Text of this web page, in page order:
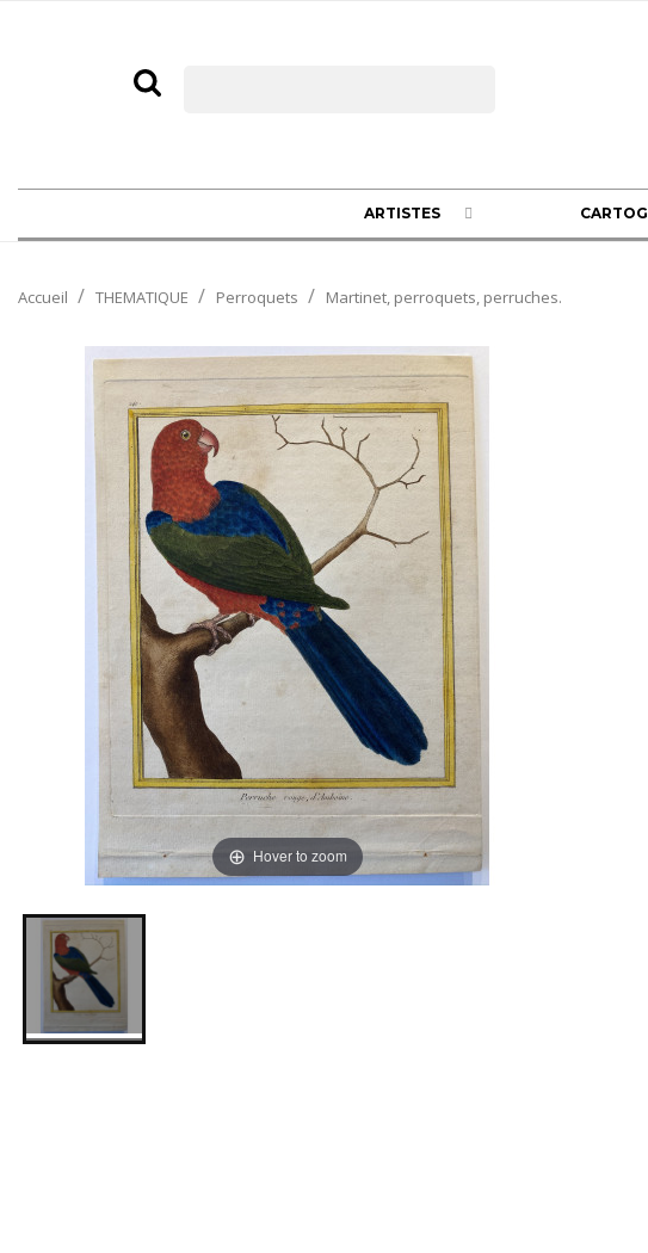
ARTISTES
Accueil THEMATIQUE Perroquets Martinet, perroquets, perruches.
Hover to zoom